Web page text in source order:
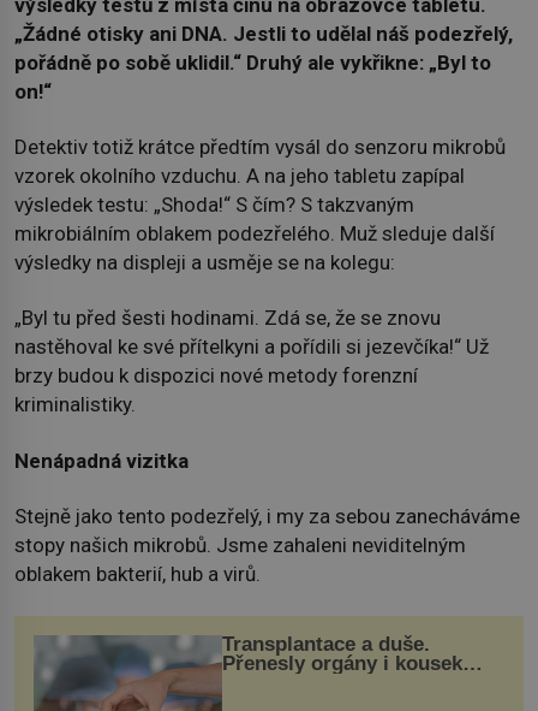
„Žádné otisky ani DNA. Jestli to udělal náš podezřelý,
pořádně po sobě uklidil.“ Druhý ale vykřikne: „Byl to
on!“
Detektiv totiž krátce předtím vysál do senzoru mikrobů
vzorek okolního vzduchu. A na jeho tabletu zapípal
výsledek testu: „Shoda!“ S čím? S takzvaným
mikrobiálním oblakem podezřelého. Muž sleduje další
výsledky na displeji a usměje se na kolegu:
„Byl tu před šesti hodinami. Zdá se, že se znovu
nastěhoval ke své přítelkyni a pořídili si jezevčíka!“ Už
brzy budou k dispozici nové metody forenzní
kriminalistiky.
Nenápadná vizitka
Stejně jako tento podezřelý, i my za sebou zanecháváme
stopy našich mikrobů. Jsme zahaleni neviditelným
oblakem bakterií, hub a virů.
Transplantace a duše.
Přenesly orgány i kousek